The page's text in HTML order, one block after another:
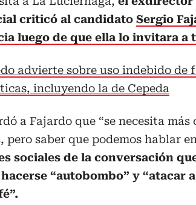
criticó al candidato Sergio
luego de que ella lo invitara a
advierte sobre uso indebido de
incluyendo la de Cepeda
a Fajardo que “se necesita más
saber que podemos hablar
sociales de la conversación
“autobombo” y “atacar